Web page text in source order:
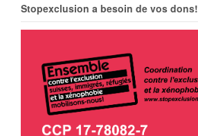
Stopexclusion a besoin de vos dons!